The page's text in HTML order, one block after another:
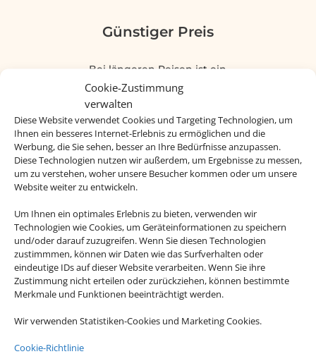
Cookie-Zustimmung
verwalten
Diese Website verwendet Cookies und Targeting Technologien, um
Ihnen ein besseres Internet-Erlebnis zu ermöglichen und die
Werbung, die Sie sehen, besser an Ihre Bedürfnisse anzupassen.
Diese Technologien nutzen wir außerdem, um Ergebnisse zu messen,
um zu verstehen, woher unsere Besucher kommen oder um unsere
Website weiter zu entwickeln.
Um Ihnen ein optimales Erlebnis zu bieten, verwenden wir
Technologien wie Cookies, um Geräteinformationen zu speichern
und/oder darauf zuzugreifen. Wenn Sie diesen Technologien
zustimmmen, können wir Daten wie das Surfverhalten oder
eindeutige IDs auf dieser Website verarbeiten. Wenn Sie ihre
Zustimmung nicht erteilen oder zurückziehen, können bestimmte
Merkmale und Funktionen beeinträchtigt werden.
Wir verwenden Statistiken-Cookies und Marketing Cookies.
Cookie-Richtlinie
Günstiger Preis
Bei längeren Reisen ist ein
Feriendomizil oft wesentlich
preiswerter als ein Hotel.
Flexibilität